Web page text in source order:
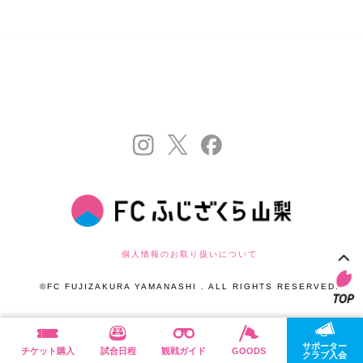
個人情報のお取り扱いについて
©FC FUJIZAKURA YAMANASHI . ALL RIGHTS RESERVED.
チケット購入 試合日程 観戦ガイド GOODS
サポーター
クラブ入会